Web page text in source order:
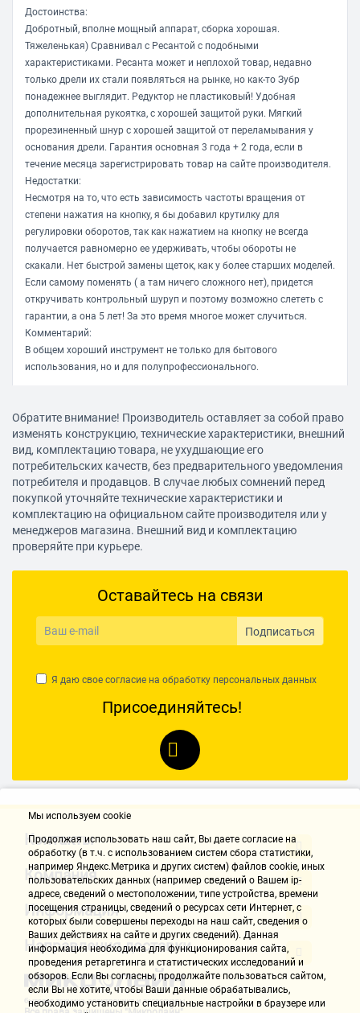
сверлильного станка
Возможности
реверс, электронная
регулировка частоты
вращения
Дополнительно
Приспособления
дополнительная рукоятка,
ограничитель глубины
сверления, блокировка
Вес
2.8 кг
Комплектация
дополнительная рукоятка,
ограничитель глубины
сверления
Достоинства:
Добротный, вполне мощный аппарат, сборка хорошая.
Тяжеленькая) Сравнивал с Ресантой с подобными
характеристиками. Ресанта может и неплохой товар, недавно
только дрели их стали появляться на рынке, но как-то Зубр
понадежнее выглядит. Редуктор не пластиковый! Удобная
дополнительная рукоятка, с хорошей защитой руки. Мягкий
прорезиненный шнур с хорошей защитой от переламывания у
основания дрели. Гарантия основная 3 года + 2 года, если в
течение месяца зарегистрировать товар на сайте производителя.
Недостатки:
Несмотря на то, что есть зависимость частоты вращения от
степени нажатия на кнопку, я бы добавил крутилку для
регулировки оборотов, так как нажатием на кнопку не всегда
получается равномерно ее удерживать, чтобы обороты не
скакали. Нет быстрой замены щеток, как у более старших моделей.
Если самому поменять ( а там ничего сложного нет), придется
откручивать контрольный шуруп и поэтому возможно слететь с
гарантии, а она 5 лет! За это время многое может случиться.
Комментарий:
В общем хороший инструмент не только для бытового
использования, но и для полупрофессионального.
29.03.2021, 15:57
Достоинства:
Металлический редуктор
Недостатки:
Комментарий:
редуктор очень хорошо отводит тепло. Зарегал на сайте, 5 лет
Имя не указано
Обратите внимание! Производитель оставляет за собой право
изменять конструкцию, технические характеристики, внешний
вид, комплектацию товара, не ухудшающие его
потребительских качеств, без предварительного уведомления
потребителя и продавцов. В случае любых сомнений перед
покупкой уточняйте технические характеристики и
комплектацию на официальном сайте производителя или у
менеджеров магазина. Внешний вид и комплектацию
проверяйте при курьере.
Оставайтесь на связи
Подписаться
Я даю свое согласие на обработку персональных данных
Присоединяйтесь!
Контакты
Компания
Информация
Направления доставки
Мы используем cookie
Продолжая использовать наш cайт, Вы даете согласие на
обработку (в т.ч. с использованием систем сбора статистики,
например Яндекс.Метрика и других систем) файлов cookie, иных
пользовательских данных (например сведений о Вашем ip-
адресе, сведений о местоположении, типе устройства, времени
посещения страницы, сведений о ресурсах сети Интернет, с
которых были совершены переходы на наш сайт, сведения о
Ваших действиях на сайте и других сведений). Данная
информация необходима для функционирования сайта,
проведения ретаргетинга и статистических исследований и
обзоров. Если Вы согласны, продолжайте пользоваться сайтом,
если Вы не хотите, чтобы Ваши данные обрабатывались,
необходимо установить специальные настройки в браузере или